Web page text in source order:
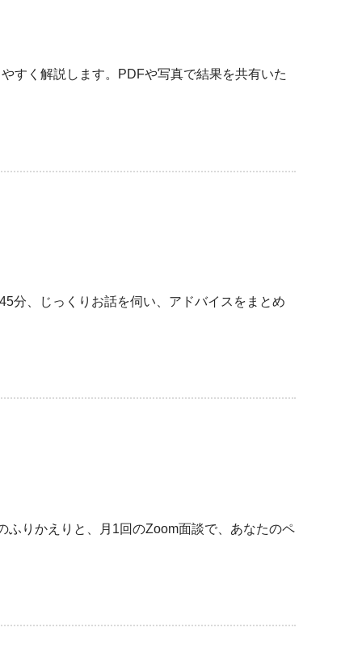
すく解説します。PDFや写真で結果を共有いた
分、じっくりお話を伺い、アドバイスをまとめ
りかえりと、月1回のZoom面談で、あなたのペ